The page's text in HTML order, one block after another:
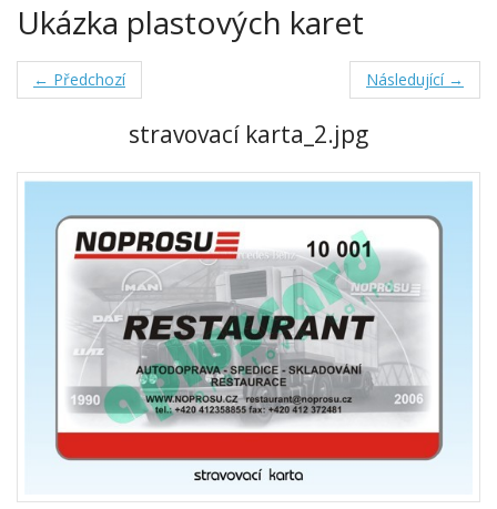
Ukázka plastových karet
← Předchozí Následující →
stravovací karta_2.jpg